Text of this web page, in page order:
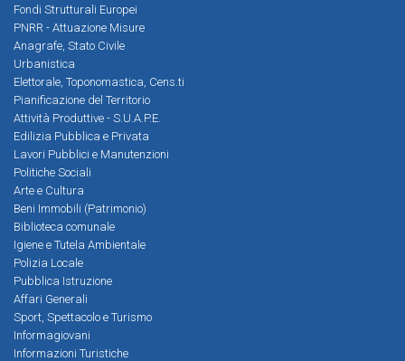
Fondi Strutturali Europei
PNRR - Attuazione Misure
Anagrafe, Stato Civile
Urbanistica
Elettorale, Toponomastica, Cens.ti
Pianificazione del Territorio
Attività Produttive - S.U.A.P.E.
Edilizia Pubblica e Privata
Lavori Pubblici e Manutenzioni
Politiche Sociali
Arte e Cultura
Beni Immobili (Patrimonio)
Biblioteca comunale
Igiene e Tutela Ambientale
Polizia Locale
Pubblica Istruzione
Affari Generali
Sport, Spettacolo e Turismo
Informagiovani
Informazioni Turistiche